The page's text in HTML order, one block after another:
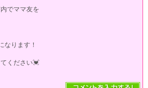
でママ友を
なります！
ください💓